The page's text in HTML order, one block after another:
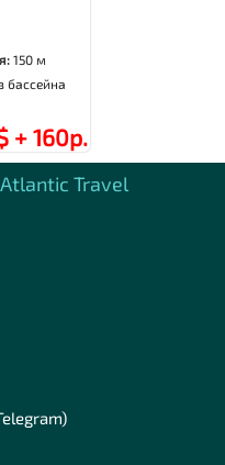
150 м
бассейна
+ 160р.
Travel